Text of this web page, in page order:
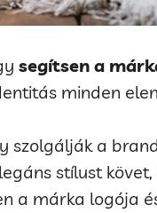
segítsen a
minden
a
stílust
márka logója